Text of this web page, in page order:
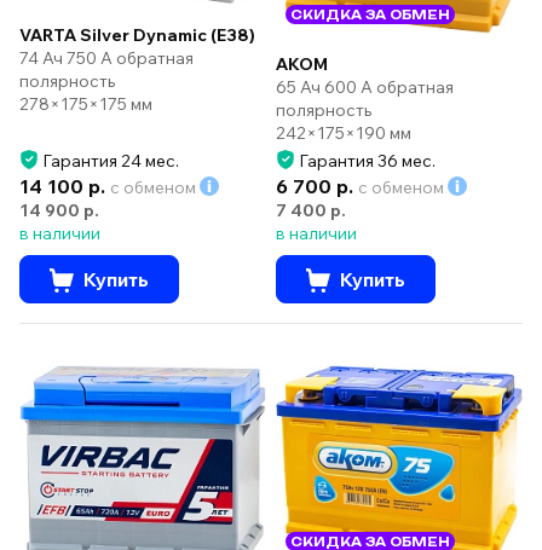
VARTA Silver Dynamic (E38)
74 Ач 750 А обратная
полярность
278×175×175 мм
Гарантия 24 мес.
14 100 р. с обменом
14 900 р.
в наличии
Купить
СКИДКА ЗА ОБМЕН
AKOM
65 Ач 600 А обратная
полярность
242×175×190 мм
Гарантия 36 мес.
6 700 р. с обменом
7 400 р.
в наличии
Купить
СКИДКА ЗА ОБМЕН